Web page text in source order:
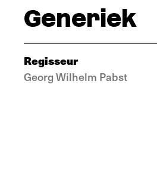
Generiek
Regisseur
Georg Wilhelm Pabst